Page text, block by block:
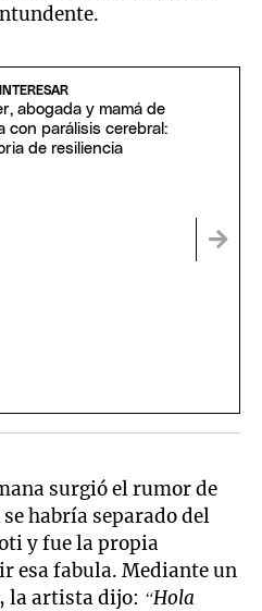
abogada y mamá de
con parálisis cerebral:
de resiliencia
surgió el rumor de
se habría separado del
y fue la propia
esa fabula. Mediante un
la artista dijo: “Hola